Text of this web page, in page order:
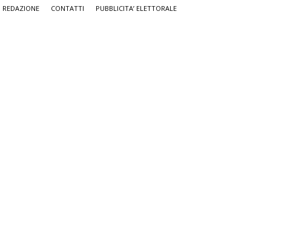
REDAZIONE CONTATTI PUBBLICITA’ ELETTORALE